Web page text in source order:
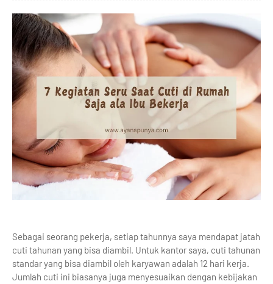
Sebagai seorang pekerja, setiap tahunnya saya mendapat jatah
cuti tahunan yang bisa diambil. Untuk kantor saya, cuti tahunan
standar yang bisa diambil oleh karyawan adalah 12 hari kerja.
Jumlah cuti ini biasanya juga menyesuaikan dengan kebijakan